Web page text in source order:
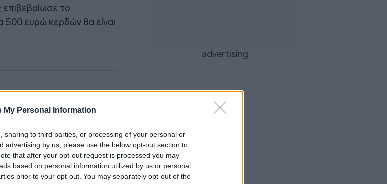
My Personal Information
sharing to third parties, or processing of your personal or
advertising by us, please use the below opt-out section to
that after your opt-out request is processed you may
based on personal information utilized by us or personal
prior to your opt-out. You may separately opt-out of the
το
500 ευρώ κερδών θα είναι
έπληξαν και δεύτερο σαουδαραβικό
δολαρίου και Μέσης Ανατολής - Η
καλύτερη ημέρα από τον Φεβρουάριο
στη Γάζα
20:53
Μικροσκοπικές δίνες ανακαλύφθηκαν
για πρώτη φορά στην επιφάνεια του
Ήλιου